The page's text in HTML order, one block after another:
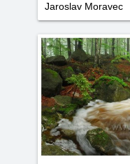
Jaroslav Moravec